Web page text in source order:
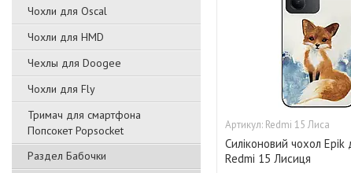
Чохли для Oscal
Чохли для HMD
Чехлы для Doogee
Чохли для Fly
Тримач для смартфона
Попсокет Popsocket
Раздел Бабочки
Redmi 15 Лиса
Силіконовий чохол Epik
Redmi 15 Лисиця